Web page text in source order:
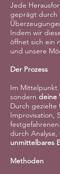
Jede
geprägt durch
Indem wir
öffnet sich ein
und unsere
Der Prozess
Im Mittelpunkt
sondern deine
Durch
Improvisation,
durch
unmittelbares
Methoden